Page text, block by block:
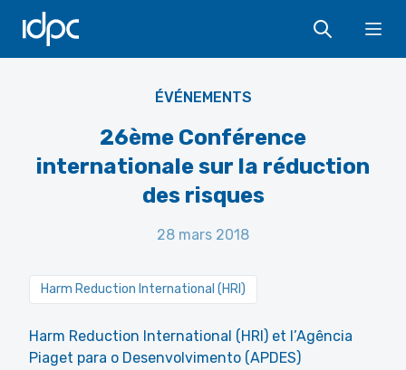
IDPC
ÉVÉNEMENTS
26ème Conférence
internationale sur la réduction
des risques
28 mars 2018
Harm Reduction International (HRI)
Harm Reduction International (HRI) et l’Agência
Piaget para o Desenvolvimento (APDES)